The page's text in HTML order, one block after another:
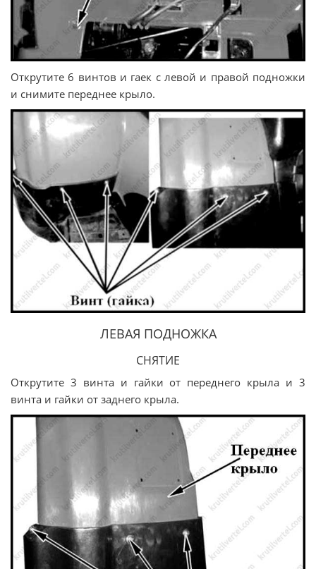
Открутите 6 винтов и гаек с левой и правой подножки
и снимите переднее крыло.
ЛЕВАЯ ПОДНОЖКА
СНЯТИЕ
Открутите 3 винта и гайки от переднего крыла и 3
винта и гайки от заднего крыла.